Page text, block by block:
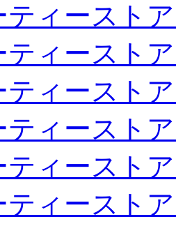
ティースト
ティースト
ティースト
ティースト
ティースト
ティースト